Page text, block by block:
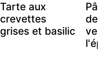
Tarte aux
crevettes
grises et basilic
de